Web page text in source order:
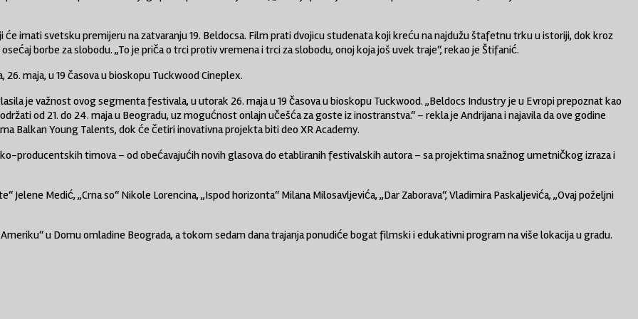
imati svetsku premijeru na zatvaranju 19. Beldocsa. Film prati dvojicu studenata koji kreću na najdužu štafetnu trku u istoriji, dok kroz
borbe za slobodu. „To je priča o trci protiv vremena i trci za slobodu, onoj koja još uvek traje“, rekao je Štifanić.
maja, u 19 časova u bioskopu Tuckwood Cineplex.
je važnost ovog segmenta festivala, u utorak 26. maja u 19 časova u bioskopu Tuckwood. „Beldocs Industry je u Evropi prepoznat kao
od 21. do 24. maja u Beogradu, uz mogućnost onlajn učešća za goste iz inostranstva.“ – rekla je Andrijana i najavila da ove godine
Balkan Young Talents, dok će četiri inovativna projekta biti deo XR Academy.
producentskih timova – od obećavajućih novih glasova do etabliranih festivalskih autora – sa projektima snažnog umetničkog izraza i
Medić, „Crna so“ Nikole Lorencina, „Ispod horizonta“ Milana Milosavljevića, „Dar Zaborava“, Vladimira Paskaljevića, „Ovaj poželjni
u Domu omladine Beograda, a tokom sedam dana trajanja ponudiće bogat filmski i edukativni program na više lokacija u gradu.